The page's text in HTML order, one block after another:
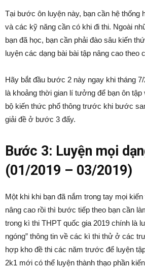
Tại bước ôn luyện này, bạn cần hệ thống
và các kỹ năng cần có khi đi thi. Ngoài
bạn đã học, bạn cần phải đào sâu kiến
luyện các dạng bài bài tập nâng cao theo
Hãy bắt đầu bước 2 này ngay khi tháng
là khoảng thời gian lí tưởng để bạn ôn tập
bộ kiến thức phổ thông trước khi bước
giải đề ở bước 3 đấy.
Bước 3: Luyện mọi
(01/2019 – 03/2019)
Một khi khi bạn đã nắm trong tay mọi
nâng cao rồi thì bước tiếp theo bạn cần
trong kì thi THPT quốc gia 2019 chính là
ngóng” thông tin về các kì thi thử ở các
hợp kho đề thi các năm trước để luyện
2k1 mới có thể luyện thành thạo phần